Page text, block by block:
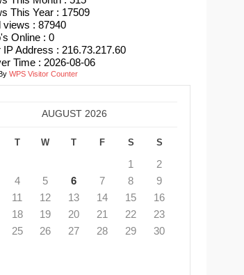
This Year : 17509
views : 87940
Online : 0
IP Address : 216.73.217.60
Time : 2026-08-06
WPS Visitor Counter
AUGUST 2026
T W T F S S
1
2
4 5 6 7 8
9
11 12 13 14 15
16
18 19 20 21 22
23
25 26 27 28 29
30